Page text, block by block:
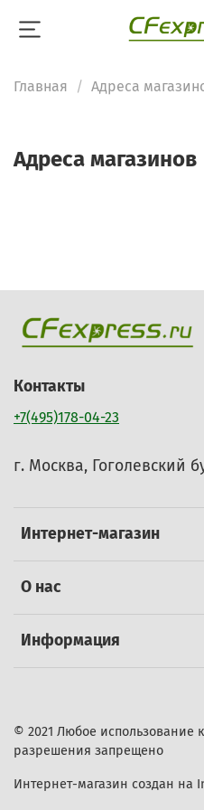
Главная Адреса
Адреса магазинов
Интернет-магазин
О нас
Информация
Контакты
+7(495)178-04-23
г. Москва, Гоголевский
© 2021 Любое использование
разрешения запрещено
Интернет-магазин создан на